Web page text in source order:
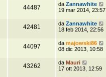
44487 da Zannawhite
19 mar 2014, 23:57
42481 da Zannawhite
18 feb 2014, 22:56
44097 da majowski86
08 dic 2013, 10:58
43262 da Mauri
17 ott 2013, 12:59